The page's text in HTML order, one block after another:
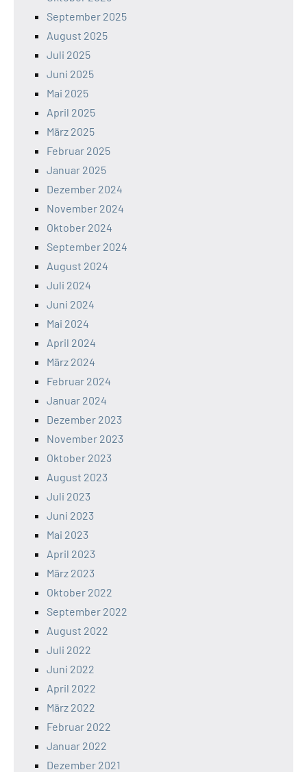
September 2025
August 2025
Juli 2025
Juni 2025
Mai 2025
April 2025
März 2025
Februar 2025
Januar 2025
Dezember 2024
November 2024
Oktober 2024
September 2024
August 2024
Juli 2024
Juni 2024
Mai 2024
April 2024
März 2024
Februar 2024
Januar 2024
Dezember 2023
November 2023
Oktober 2023
August 2023
Juli 2023
Juni 2023
Mai 2023
April 2023
März 2023
Oktober 2022
September 2022
August 2022
Juli 2022
Juni 2022
April 2022
März 2022
Februar 2022
Januar 2022
Dezember 2021